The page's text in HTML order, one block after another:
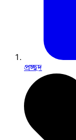
প্রচ্ছদ